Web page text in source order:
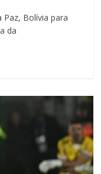
Paz, Bolívia para
da